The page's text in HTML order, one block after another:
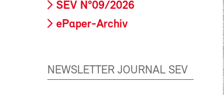
SEV N°09/2026
ePaper-Archiv
NEWSLETTER JOURNAL SEV